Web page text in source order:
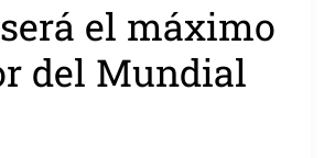
el máximo
del Mundial